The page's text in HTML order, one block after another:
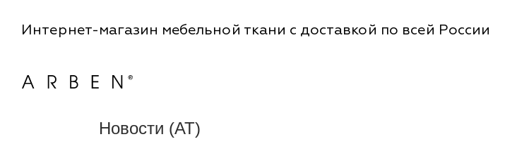
Интернет-магазин мебельной ткани с доставкой по всей России
Новости (AT)